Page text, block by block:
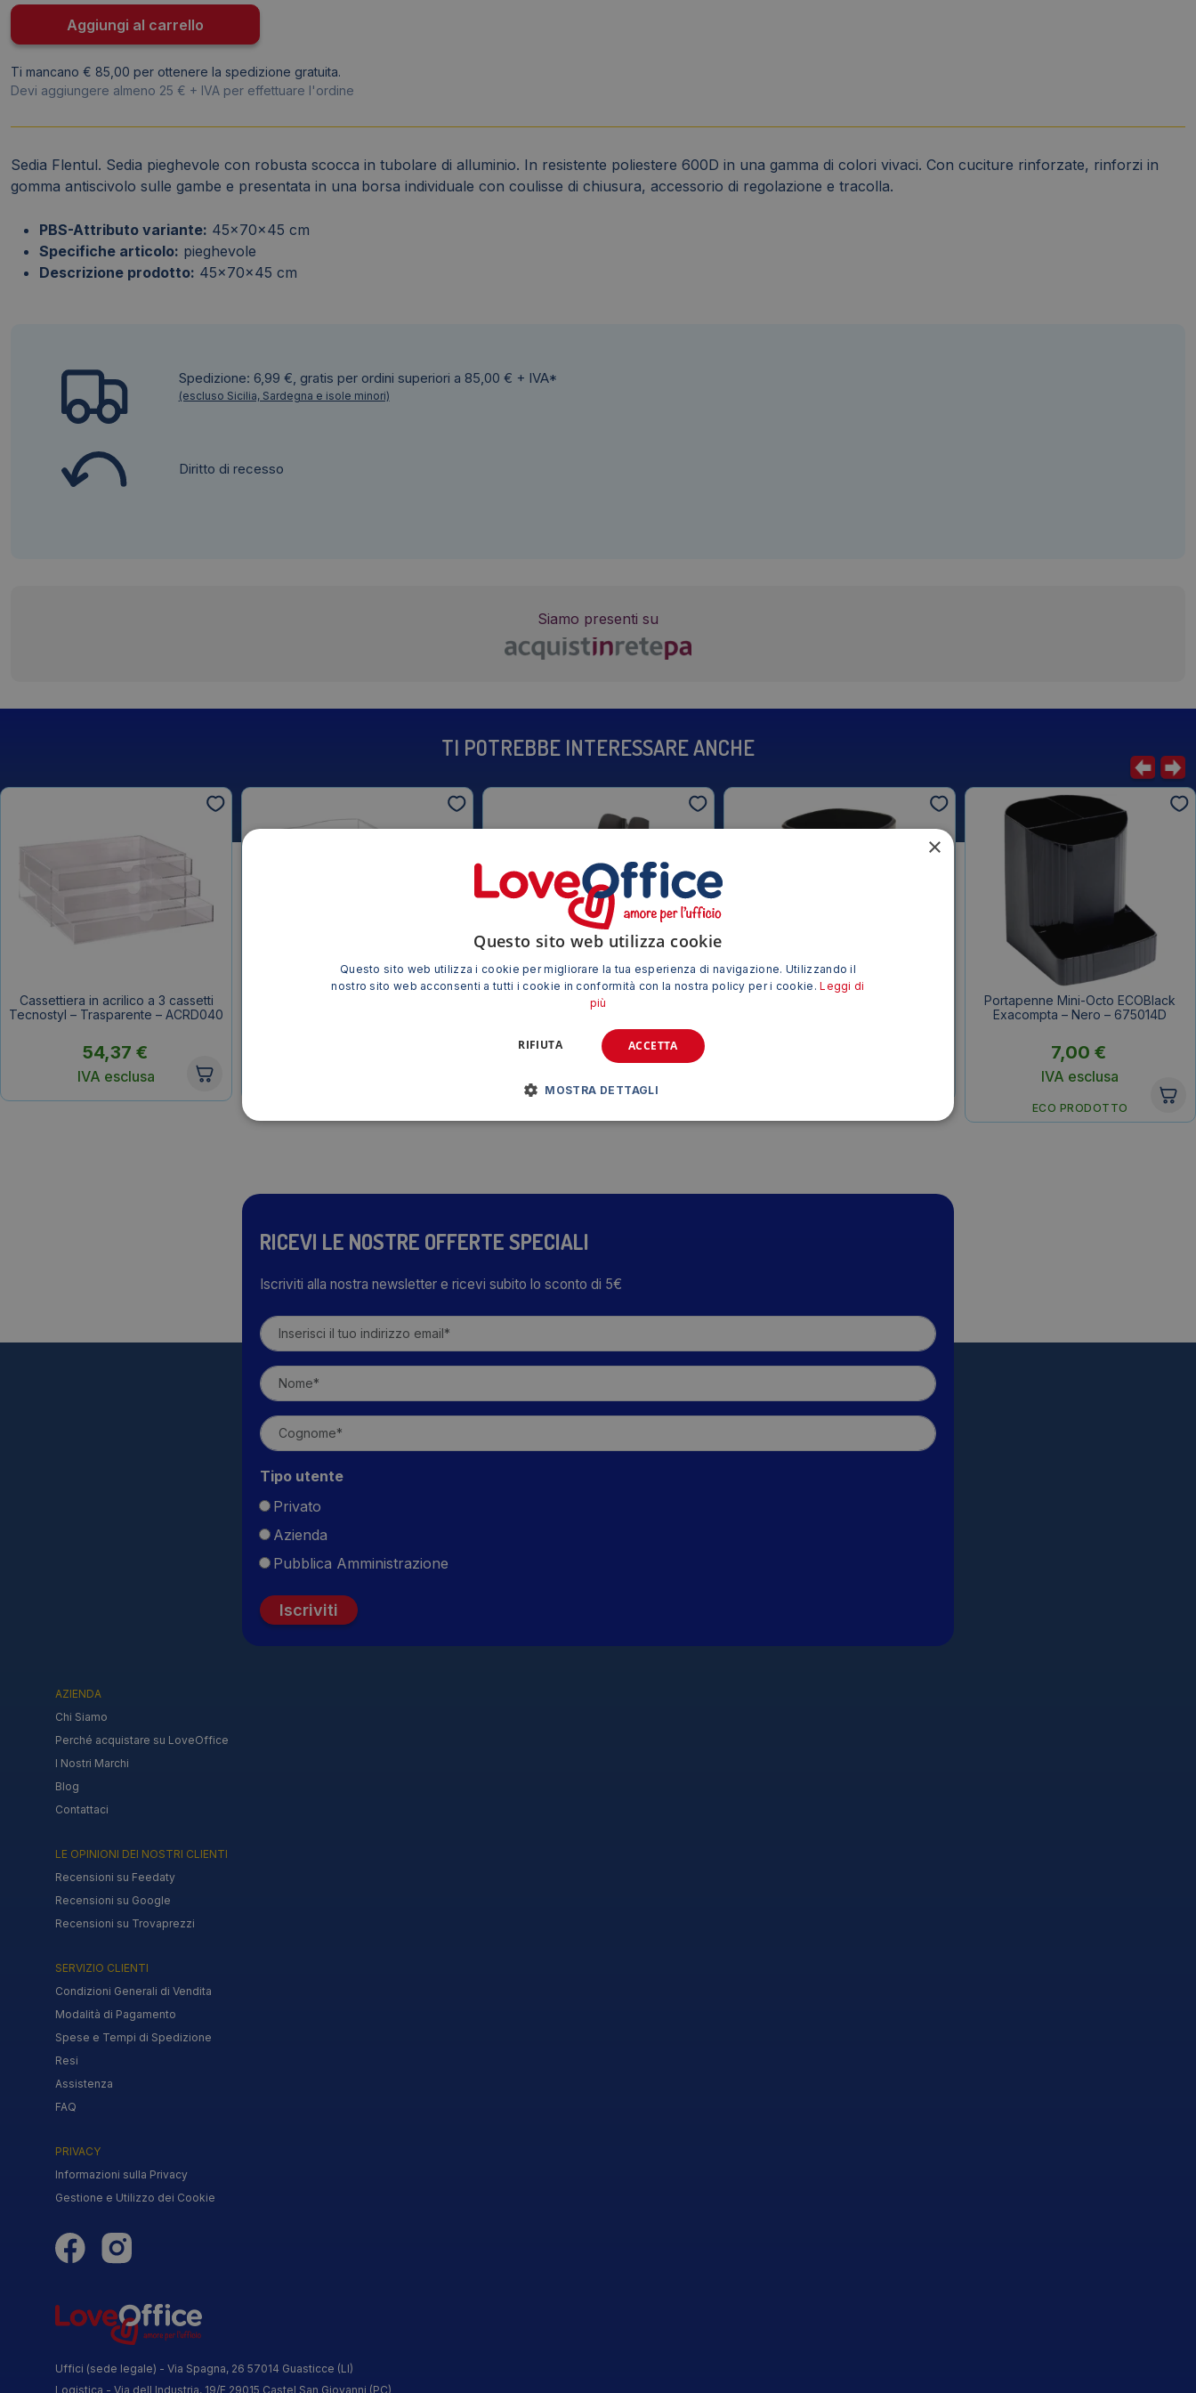
45x70x45
cm
-
5489
quantità
Aggiungi al carrello
Ti mancano € 85,00 per ottenere la spedizione gratuita.
Devi aggiungere almeno 25 € + IVA per effettuare l'ordine
Sedia Flentul. Sedia pieghevole con robusta scocca in tubolare di alluminio. In resistente poliestere 600D in una gamma di colori vivaci. Con cuciture rinforzate, rinforzi in
gomma antiscivolo sulle gambe e presentata in una borsa individuale con coulisse di chiusura, accessorio di regolazione e tracolla.
PBS-Attributo variante: 45x70x45 cm
Specifiche articolo: pieghevole
Descrizione prodotto: 45x70x45 cm
Spedizione: 6,99 €, gratis per ordini superiori a 85,00 € + IVA*
(escluso Sicilia, Sardegna e isole minori)
Diritto di recesso
Siamo presenti su
TI POTREBBE INTERESSARE ANCHE
Cassettiera in acrilico a 3 cassetti
Tecnostyl – Trasparente – ACRD040
54,37 €
IVA esclusa
Accessori Da Scrivania Mydesk Arda
– Portariviste – 7,5×26,6×27,8 cm –
Nero – 7118N
5,01
Portapenne Mini-Octo ECOBlack
Exacompta – Nero – 675014D
7,00€
IVA esclusa
ECO PRODOTTO
RICEVI LE NOSTRE OFFERTE SPECIALI
Iscriviti alla nostra newsletter e ricevi subito lo sconto di 5€
Tipo utente
Privato
Azienda
Pubblica Amministrazione
Iscriviti
AZIENDA
Chi Siamo
Perché acquistare su LoveOffice
I Nostri Marchi
Blog
Contattaci
LE OPINIONI DEI NOSTRI CLIENTI
Recensioni su Feedaty
Recensioni su Google
Recensioni su Trovaprezzi
SERVIZIO CLIENTI
Condizioni Generali di Vendita
Modalità di Pagamento
Spese e Tempi di Spedizione
Resi
Assistenza
FAQ
PRIVACY
Informazioni sulla Privacy
Gestione e Utilizzo dei Cookie
Uffici (sede legale) - Via Spagna, 26 57014 Guasticce (LI)
Logistica - Via dell Industria, 19/F 29015 Castel San Giovanni (PC)
×
Questo sito web utilizza cookie
Questo sito web utilizza i cookie per migliorare la tua esperienza di navigazione. Utilizzando il
nostro sito web acconsenti a tutti i cookie in conformità con la nostra policy per i cookie.Leggi di
più
ACCETTA
RIFIUTA
MOSTRA DETTAGLI